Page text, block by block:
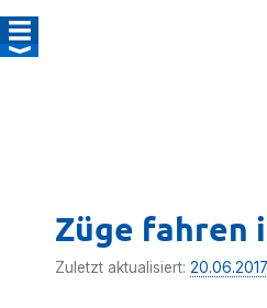
Züge fahren
Zuletzt aktualisiert: 20.06.2017